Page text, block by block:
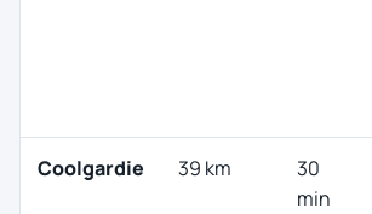
Coolgardie 39 km
30
min